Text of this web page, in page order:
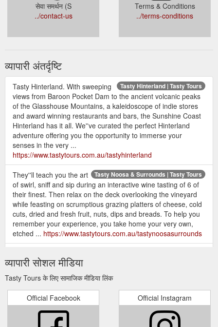
सेवा समर्थन (S
../contact-us
Terms & Conditions
../terms-conditions
व्यापारी अंतर्दृष्टि
Tasty Hinterland | Tasty Tours
Tasty Hinterland. With sweeping
views from Baroon Pocket Dam to the ancient volcanic peaks
of the Glasshouse Mountains, a kaleidoscope of indie stores
and award winning restaurants and bars, the Sunshine Coast
Hinterland has it all. We''ve curated the perfect Hinterland
adventure offering you the opportunity to immerse your
senses in the very ...
https://www.tastytours.com.au/tastyhinterland
Tasty Noosa & Surrounds | Tasty Tours
They''ll teach you the art
of swirl, sniff and sip during an interactive wine tasting of 6 of
their finest. Then relax on the deck overlooking the vineyard
while feasting on scrumptious grazing platters of cheese, cold
cuts, dried and fresh fruit, nuts, dips and breads. To help you
remember your experience, you take home your very own,
etched ... https://www.tastytours.com.au/tastynoosasurrounds
comprehensive culinary experience, specifically designed for
the discerning coffee, food and wine connoisseur. Your
experience begins when your tour guide picks you up from
your accommodation, briefs you on the day’s activities, gives
you a water bottle and tour booklet and welcomes you aboard
our air-conditioned vehicle. Heading to the first stop on your ...
https://www.tastytours.com.au/tastycookingclass
व्यापारी सोशल मीडिया
Tasty Tours के लिए सामाजिक मीडिया लिंक
Official Facebook Official Instagram